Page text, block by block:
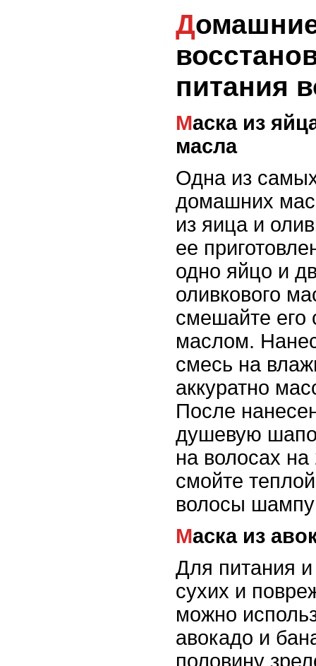
Домашние маски для
питания
Маска из яйца и оливкового
масла
Одна из
домашних
из яица и
ее
одно яйцо и
оливкового
смешайте его
маслом.
смесь на
аккуратно
После
душевую
на волосах
смойте
волосы
Маска из
Для питания
сухих и
можно
авокадо и
половину